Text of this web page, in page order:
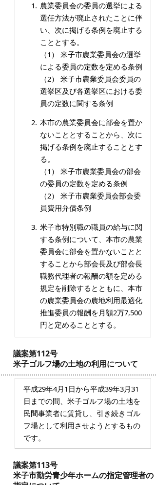
農業委員会の委員の選挙による
選任方法が廃止されたことに伴
い、次に掲げる条例を廃止する
こととする。
（1） 米子市農業委員会の選挙
による委員の定数を定める条例
（2） 米子市農業委員会委員の
選挙区及び各選挙区における委
員の定数に関する条例
本市の農業委員会に部会を置か
ないこととすることから、次に
掲げる条例を廃止することとす
る。
（1） 米子市農業委員会の部会
の委員の定数を定める条例
（2） 米子市農業委員会部会委
員費用弁償条例
米子市特別職の職員の給与に関
する条例について、本市の農業
委員会に部会を置かないことと
することから部会長及び部会長
職務代理者の報酬の額を定める
規定を削除するとともに、本市
の農業委員会の農地利用最適化
推進委員の報酬を月額2万7,500
円と定めることとする。
議案第112号
米子ゴルフ場の土地の利用について
平成29年4月1日から平成39年3月31
日までの間、米子ゴルフ場の土地を
民間事業者に賃貸し、引き続きゴル
フ場として利用させようとするもの
です。
議案第113号
米子市勤労青少年ホームの指定管理者の